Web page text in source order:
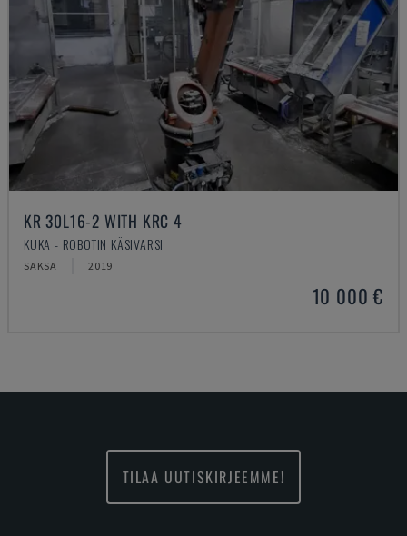
KR 30L16-2 WITH KRC 4
KUKA - ROBOTIN KÄSIVARSI
SAKSA 2019
10 000 €
TILAA UUTISKIRJEEMME!